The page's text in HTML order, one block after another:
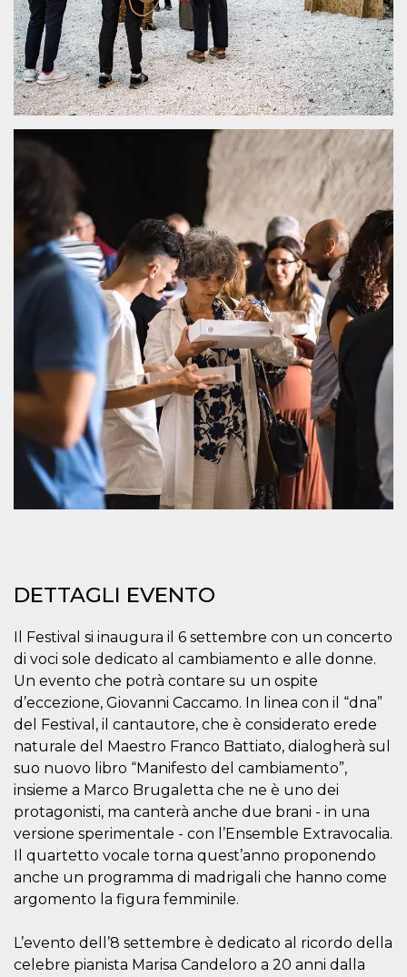
DETTAGLI EVENTO
Il Festival si inaugura il 6 settembre con un concerto
di voci sole dedicato al cambiamento e alle donne.
Un evento che potrà contare su un ospite
d’eccezione, Giovanni Caccamo. In linea con il “dna”
del Festival, il cantautore, che è considerato erede
naturale del Maestro Franco Battiato, dialogherà sul
suo nuovo libro “Manifesto del cambiamento”,
insieme a Marco Brugaletta che ne è uno dei
protagonisti, ma canterà anche due brani - in una
versione sperimentale - con l’Ensemble Extravocalia.
Il quartetto vocale torna quest’anno proponendo
anche un programma di madrigali che hanno come
argomento la figura femminile.
L’evento dell’8 settembre è dedicato al ricordo della
celebre pianista Marisa Candeloro a 20 anni dalla
specifico per il
sito, ma un
buon esempio è
mantenere uno
stato di accesso
per un utente
tra le pagine.
m
Stripe
m.stripe.com
1 anno 1
mese
Questo cookie
viene
generalmente
utilizzato per le
prestazioni e
l'ottimizzazione
dei servizi di
elaborazione
dei pagamenti,
facilitando la
memorizzazione
dei contenuti
sul browser per
rendere le
pagine più
veloci.
CookieScriptConsent
CookieScript
oooh.events
4
settimane
2 giorni
Questo cookie
viene utilizzato
dal servizio
Cookie-
Script.com per
ricordare le
preferenze di
consenso sui
cookie dei
visitatori. È
necessario che il
banner dei
cookie di
Cookie-
Script.com
Nome
Storage
fbssls_314278995690155
Session
storage
wpEmojiSettingsSupports
Session
storage
cn_uc__
Local
storage
Nome
Provider /
Dominio
Scadenza Descrizione
.facebook.com
2 giorni
essere di
o
30 giorni